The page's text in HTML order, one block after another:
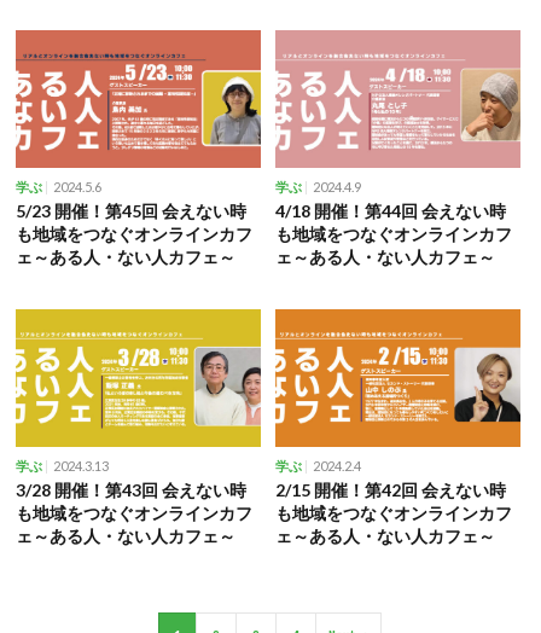
学ぶ 2024.5.6
5/23 開催！第45回 会えない時
も地域をつなぐオンラインカフ
ェ～ある人・ない人カフェ～
学ぶ 2024.4.9
4/18 開催！第44回 会えない時
も地域をつなぐオンラインカフ
ェ～ある人・ない人カフェ～
学ぶ 2024.3.13
3/28 開催！第43回 会えない時
も地域をつなぐオンラインカフ
ェ～ある人・ない人カフェ～
学ぶ 2024.2.4
2/15 開催！第42回 会えない時
も地域をつなぐオンラインカフ
ェ～ある人・ない人カフェ～